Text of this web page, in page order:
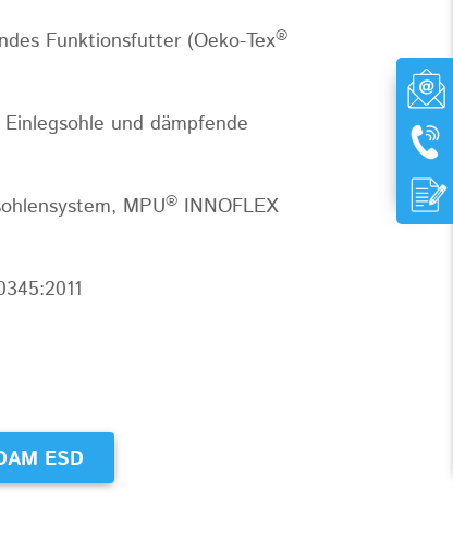
Funktionsfutter (Oeko-Tex®
und dämpfende
MPU®INNOFLEX
ESD